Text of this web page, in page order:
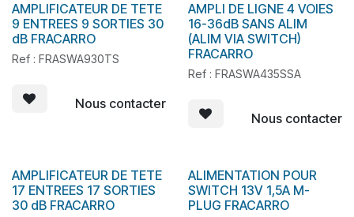
AMPLIFICATEUR DE TETE
9 ENTREES 9 SORTIES 30
dB FRACARRO
Ref : FRASWA930TS
Nous contacter
AMPLI DE LIGNE 4 VOIES
16-36dB SANS ALIM
(ALIM VIA SWITCH)
FRACARRO
Ref : FRASWA435SSA
Nous contacter
AMPLIFICATEUR DE TETE
17 ENTREES 17 SORTIES
30 dB FRACARRO
ALIMENTATION POUR
SWITCH 13V 1,5A M-
PLUG FRACARRO